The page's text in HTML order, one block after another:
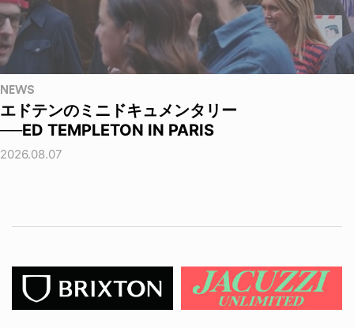
NEWS
エドテンのミニドキュメンタリー
──ED TEMPLETON IN PARIS
2026.08.07